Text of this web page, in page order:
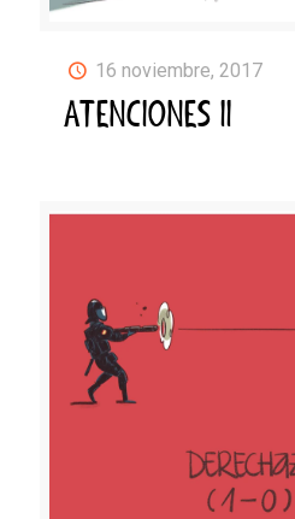
16 noviembre, 2017
ATENCIONES II